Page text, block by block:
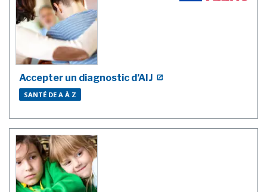
Accepter un diagnostic d’AIJ
SANTÉ DE A À Z